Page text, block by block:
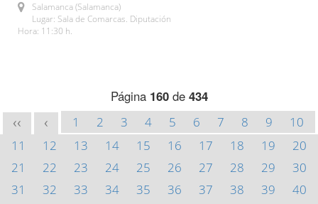
Salamanca (Salamanca)
Lugar: Sala de Comarcas. Diputación
Hora: 11:30 h.
Página 160de 434
<< < 1 2 3 4 5 6 7 8 9
10
11
12 13 14 15 16 17 18 19
20
21
22 23 24 25 26 27 28 29
30
31
32 33 34 35 36 37 38 39
40